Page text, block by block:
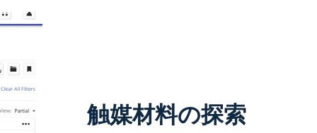
触媒材料の探索